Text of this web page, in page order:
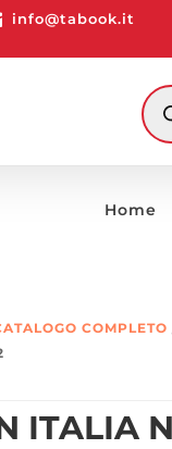
info@tabook.it
Home
COMPLETO
ITALIA